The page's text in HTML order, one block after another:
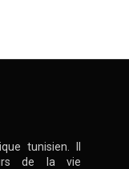
tunisien. Il
de la vie